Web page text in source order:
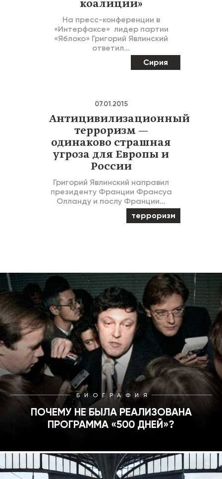
коалиции»
На пресс-конференции в
«Интерфаксе» лидер партии
«Яблоко» Григорий Явлинский
ответил…
Сирия
07.01.2015
Антицивилизационный
терроризм —
одинаково страшная
угроза для Европы и
России
Григорий Явлинский направил
президенту Франции Франсуа
Олланду и послу Франции…
терроризм
БИОГРАФИЯ
ПОЧЕМУ НЕ БЫЛА РЕАЛИЗОВАНА
ПРОГРАММА «500 ДНЕЙ»?